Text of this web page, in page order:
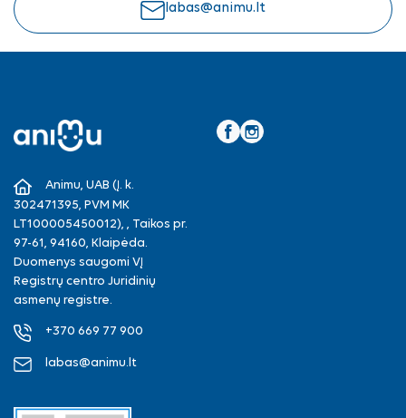
labas@animu.lt
Animu, UAB (Į. k.
302471395, PVM MK
LT100005450012), , Taikos pr.
97-61, 94160, Klaipėda.
Duomenys saugomi VĮ
Registrų centro Juridinių
asmenų registre.
+370 669 77 900
labas@animu.lt